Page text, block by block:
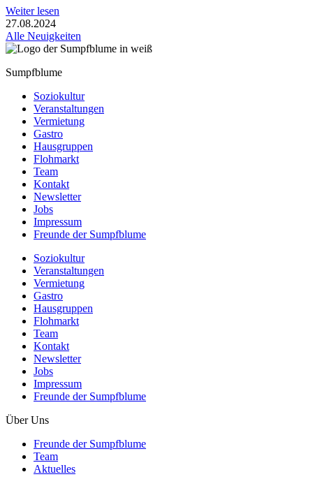
Weiter lesen
27.08.2024
Alle Neuigkeiten
Sumpfblume
Soziokultur
Veranstaltungen
Vermietung
Gastro
Hausgruppen
Flohmarkt
Team
Kontakt
Newsletter
Jobs
Impressum
Freunde der Sumpfblume
Soziokultur
Veranstaltungen
Vermietung
Gastro
Hausgruppen
Flohmarkt
Team
Kontakt
Newsletter
Jobs
Impressum
Freunde der Sumpfblume
Über Uns
Freunde der Sumpfblume
Team
Aktuelles